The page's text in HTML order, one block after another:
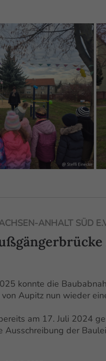
ANHALT SÜD
konnte die
Aupitz nun wieder
am 17. Juli 2024
Ausschreibung der